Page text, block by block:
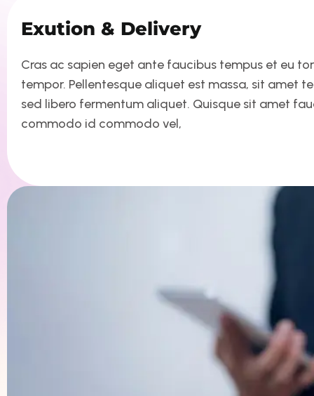
Exution & Delivery
Cras ac sapien eget ante faucibus tempus et eu
tempor. Pellentesque aliquet est massa, sit amet
sed libero fermentum aliquet. Quisque sit amet
commodo id commodo vel,